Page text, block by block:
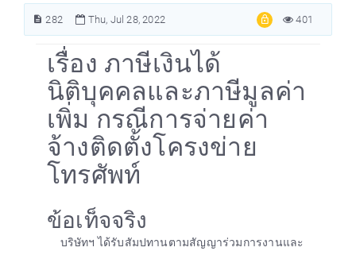
282 Thu, Jul 28, 2022 401
เรื่อง ภาษีเงินได้
นิติบุคคลและภาษีมูลค่า
เพิ่ม กรณีการจ่ายค่า
จ้างติดตั้งโครงข่าย
โทรศัพท์
ข้อเท็จจริง
บริษัทฯ ได้รับสัมปทานตามสัญญาร่วมการงานและ